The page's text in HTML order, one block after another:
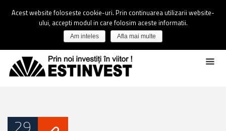
Acest website foloseste cookie-uri. Prin continuarea utilizarii website-
ului, accepti modul in care folosim aceste informatii.
Am inteles Afla mai multe